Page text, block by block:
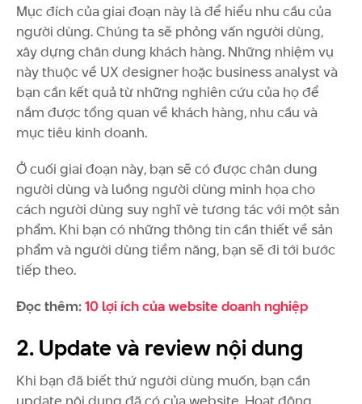
Mục đích của giai đoạn này là để hiểu nhu cầu của
người dùng. Chúng ta sẽ phỏng vấn người dùng,
xây dựng chân dung khách hàng. Những nhiệm vụ
này thuộc về UX designer hoặc business analyst và
bạn cần kết quả từ những nghiên cứu của họ để
nắm được tổng quan về khách hàng, nhu cầu và
mục tiêu kinh doanh.
Ở cuối giai đoạn này, bạn sẽ có được chân dung
người dùng và luồng người dùng minh họa cho
cách người dùng suy nghĩ vè tương tác với một sản
phẩm. Khi bạn có những thông tin cần thiết về sản
phẩm và người dùng tiềm năng, bạn sẽ đi tới bước
tiếp theo.
Đọc thêm:10 lợi ích của website doanh nghiệp
2. Update và review nội dung
Khi bạn đã biết thứ người dùng muốn, bạn cần